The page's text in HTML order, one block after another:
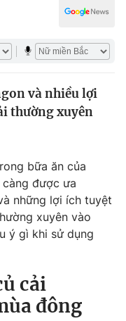
và nhiều lợi
thường xuyên
bữa ăn của
được ưa
những lợi ích tuyệt
xuyên vào
ý gì khi sử dụng
cải
đông